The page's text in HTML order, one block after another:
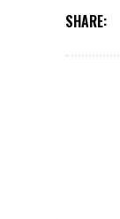
SHARE: